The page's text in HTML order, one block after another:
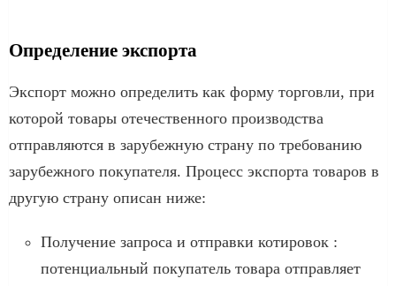
Определение экспорта
Экспорт можно определить как форму торговли, при
которой товары отечественного производства
отправляются в зарубежную страну по требованию
зарубежного покупателя. Процесс экспорта товаров в
другую страну описан ниже:
Получение запроса и отправки котировок :
потенциальный покупатель товара отправляет